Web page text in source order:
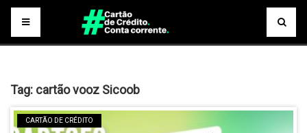
Tag: cartão vooz Sicoob
CARTÃO DE CRÉDITO